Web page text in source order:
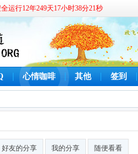
运行12年249天17小时38分21秒
心情咖啡 其他 签到
好友的分享 我的分享 随便看看